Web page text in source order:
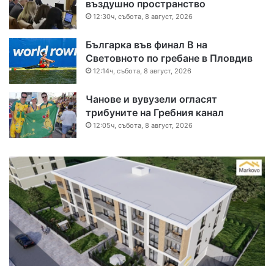
въздушно пространство
12:30ч, събота, 8 август, 2026
Българка във финал B на
Световното по гребане в Пловдив
12:14ч, събота, 8 август, 2026
Чанове и вувузели огласят
трибуните на Гребния канал
12:05ч, събота, 8 август, 2026